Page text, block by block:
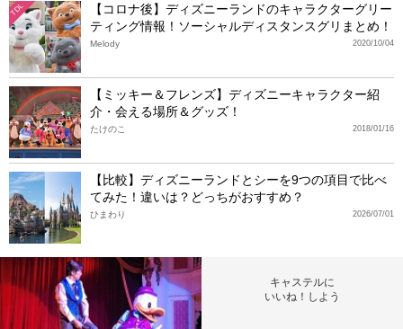
TDL
【コロナ後】ディズニーランドのキャラクターグリー
ティング情報！ソーシャルディスタンスグリまとめ！
2020/10/04
Melody
【ミッキー＆フレンズ】ディズニーキャラクター紹
介・会える場所＆グッズ！
2018/01/16
たけのこ
【比較】ディズニーランドとシーを9つの項目で比べ
てみた！違いは？どっちがおすすめ？
2026/07/01
ひまわり
キャステルに
いいね！しよう